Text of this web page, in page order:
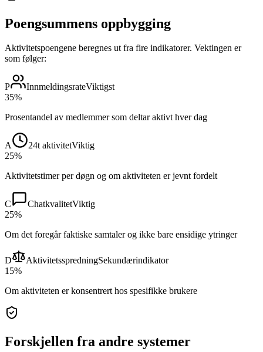
Poengsummens oppbygging
Aktivitetspoengene beregnes ut fra fire indikatorer. Vektingen er
som følger:
P InnmeldingsrateViktigst
35%
Prosentandel av medlemmer som deltar aktivt hver dag
A 24t aktivitetViktig
25%
Aktivitetstimer per døgn og om aktiviteten er jevnt fordelt
C ChatkvalitetViktig
25%
Om det foregår faktiske samtaler og ikke bare ensidige ytringer
D AktivitetsspredningSekundærindikator
15%
Om aktiviteten er konsentrert hos spesifikke brukere
Forskjellen fra andre systemer